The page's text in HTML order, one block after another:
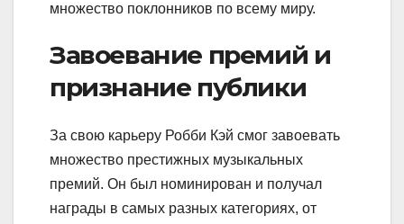
множество поклонников по всему миру.
Завоевание премий и
признание публики
За свою карьеру Робби Кэй смог завоевать
множество престижных музыкальных
премий. Он был номинирован и получал
награды в самых разных категориях, от